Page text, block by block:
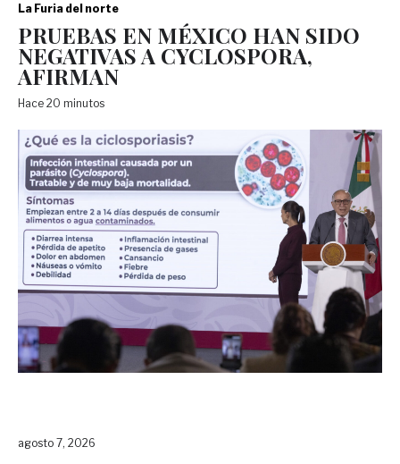
La Furia del norte
PRUEBAS EN MÉXICO HAN SIDO
NEGATIVAS A CYCLOSPORA,
AFIRMAN
Hace 20 minutos
agosto 7, 2026